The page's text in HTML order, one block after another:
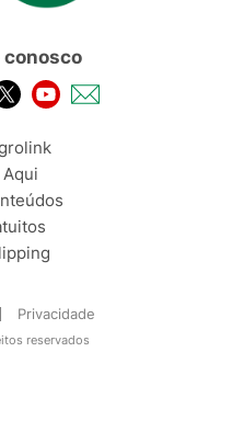
Privacidade
reservados